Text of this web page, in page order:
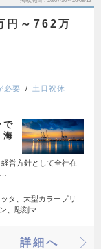
円～762万
必要
土日祝休
で
営方針として全社在
タ、大型カラープリ
、彫刻マ…
詳細へ